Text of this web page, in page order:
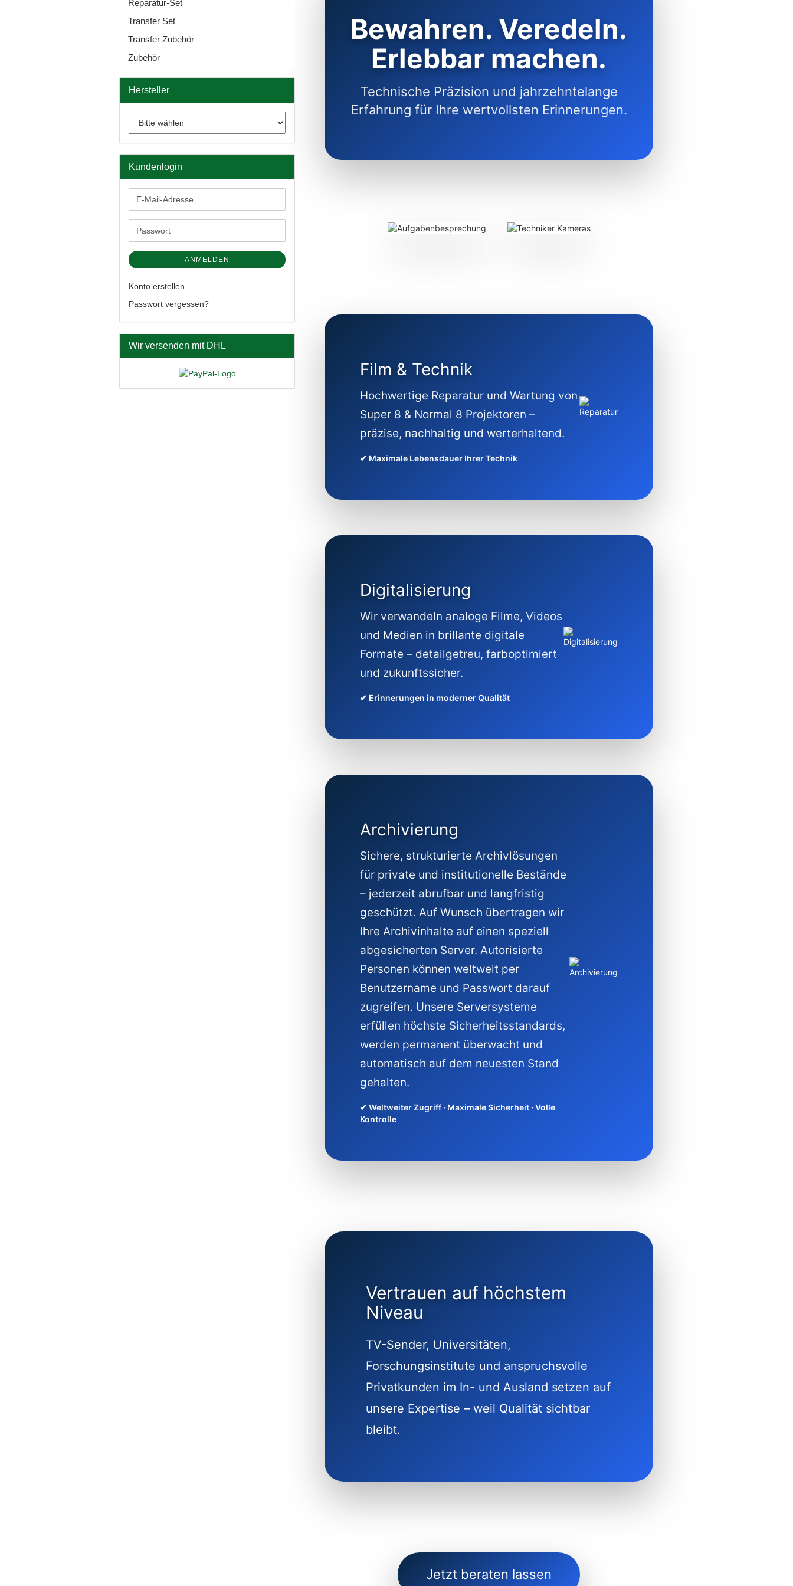
Bewahren. Veredeln.
Erlebbar machen.
Technische Präzision und jahrzehntelange
Erfahrung für Ihre wertvollsten Erinnerungen.
Film & Technik
Hochwertige Reparatur und Wartung von
Super 8 & Normal 8 Projektoren –
präzise, nachhaltig und werterhaltend.
✔ Maximale Lebensdauer Ihrer Technik
Digitalisierung
Wir verwandeln analoge Filme, Videos
und Medien in brillante digitale
Formate – detailgetreu, farboptimiert
und zukunftssicher.
✔ Erinnerungen in moderner Qualität
Archivierung
Sichere, strukturierte Archivlösungen
für private und institutionelle Bestände
– jederzeit abrufbar und langfristig
geschützt. Auf Wunsch übertragen wir
Ihre Archivinhalte auf einen speziell
abgesicherten Server. Autorisierte
Personen können weltweit per
Benutzername und Passwort darauf
zugreifen. Unsere Serversysteme
erfüllen höchste Sicherheitsstandards,
werden permanent überwacht und
automatisch auf dem neuesten Stand
gehalten.
✔ Weltweiter Zugriff · Maximale Sicherheit · Volle
Kontrolle
Vertrauen auf höchstem
Niveau
TV-Sender, Universitäten,
Forschungsinstitute und anspruchsvolle
Privatkunden im In- und Ausland setzen auf
unsere Expertise – weil Qualität sichtbar
bleibt.
Jetzt beraten lassen
Reparatur-Set
Transfer Set
Transfer Zubehör
Zubehör
Hersteller
Kundenlogin
E-
Mail-
Adresse
Passwort
ANMELDEN
Konto erstellen
Passwort vergessen?
Wir versenden mit DHL